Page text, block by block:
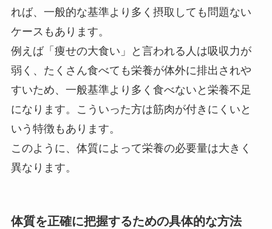
れば、一般的な基準より多く摂取しても問題ない
ケースもあります。
例えば「痩せの大食い」と言われる人は吸収力が
弱く、たくさん食べても栄養が体外に排出されや
すいため、一般基準より多く食べないと栄養不足
になります。こういった方は筋肉が付きにくいと
いう特徴もあります。
このように、体質によって栄養の必要量は大きく
異なります。
体質を正確に把握するための具体的な方法